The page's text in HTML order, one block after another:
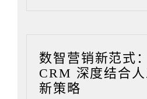
数智营销新范式
CRM 深度结合人
新策略